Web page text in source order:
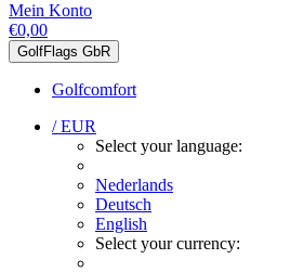
Mein Konto
€0,00
GolfFlags GbR
Golfcomfort
/ EUR
Select your language:
Nederlands
Deutsch
English
Select your currency: